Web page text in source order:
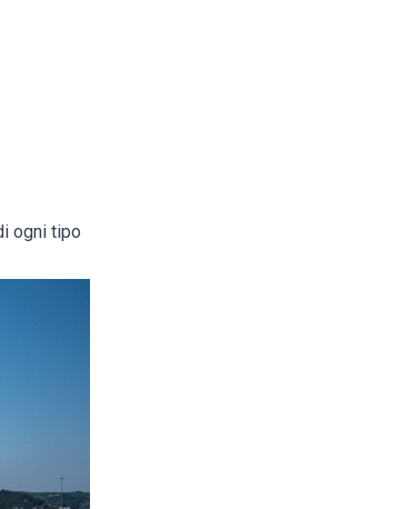
ogni tipo